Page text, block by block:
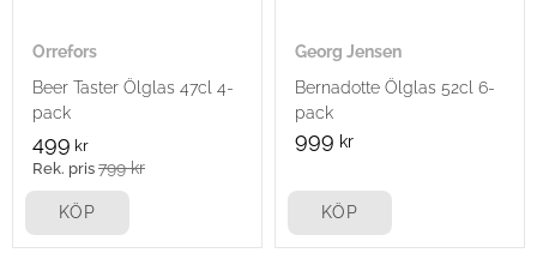
Orrefors
Beer Taster Ölglas 47cl 4-
pack
499 kr
799kr
KÖP
Georg Jensen
Bernadotte Ölglas 52cl 6-
pack
999 kr
KÖP